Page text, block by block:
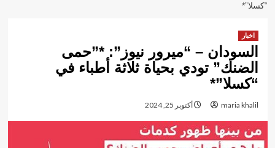
“كسلا”*
اخبار
السودان – “ميرور نيوز”: *”حمى
الضنك” تودي بحياة ثلاثة أطباء في
“كسلا”*
maria khalil أكتوبر 25, 2024